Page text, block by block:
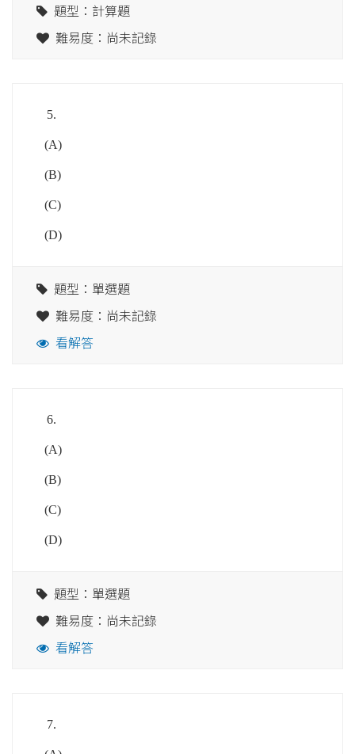
題型：計算題
難易度：尚未記錄
5.
(A)
(B)
(C)
(D)
題型：單選題
難易度：尚未記錄
看解答
6.
(A)
(B)
(C)
(D)
題型：單選題
難易度：尚未記錄
看解答
7.